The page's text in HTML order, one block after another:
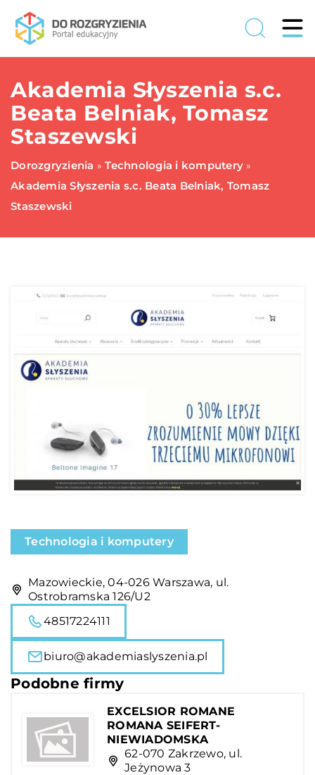
Akademia Słyszenia s.c.
Beata Belniak, Tomasz
Staszewski
Dorozgryzienia »Technologia i komputery »
Akademia Słyszenia s.c. Beata Belniak, Tomasz
Staszewski
Technologia i komputery
Mazowieckie, 04-026 Warszawa, ul.
Ostrobramska 126/U2
48517224111
biuro@akademiaslyszenia.pl
Podobne firmy
EXCELSIOR ROMANE
ROMANA SEIFERT-
NIEWIADOMSKA
62-070 Zakrzewo, ul.
Jeżynowa 3